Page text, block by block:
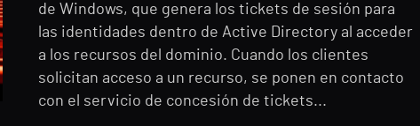
de Windows, que genera los tickets de sesión para
las identidades dentro de Active Directory al acceder
a los recursos del dominio. Cuando los clientes
solicitan acceso a un recurso, se ponen en contacto
con el servicio de concesión de tickets...